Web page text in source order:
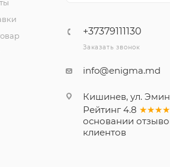
+37379111130
Заказать звонок
info@enigma.md
Кишинев, ул.
Рейтинг 4.8
основании
клиентов